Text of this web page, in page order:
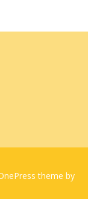
theme by